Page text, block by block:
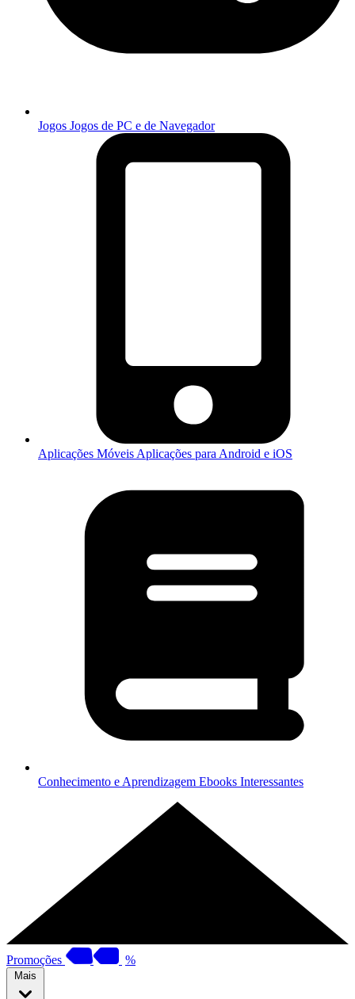
Jogos Jogos de PC e de Navegador
Aplicações Móveis Aplicações para Android e iOS
Conhecimento e Aprendizagem Ebooks Interessantes
Promoções %
Mais